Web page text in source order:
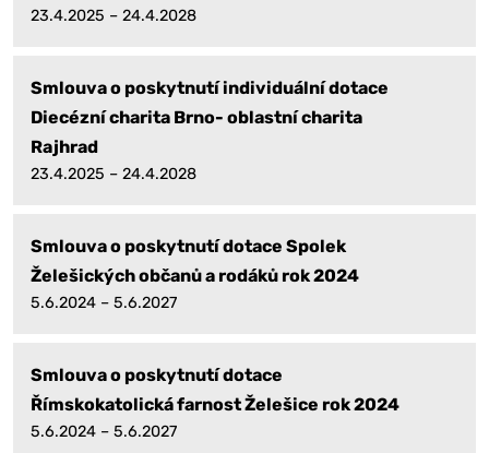
23.4.2025 – 24.4.2028
Smlouva o poskytnutí individuální dotace
Diecézní charita Brno- oblastní charita
Rajhrad
23.4.2025 – 24.4.2028
Smlouva o poskytnutí dotace Spolek
Želešických občanů a rodáků rok 2024
5.6.2024 – 5.6.2027
Smlouva o poskytnutí dotace
Římskokatolická farnost Želešice rok 2024
5.6.2024 – 5.6.2027